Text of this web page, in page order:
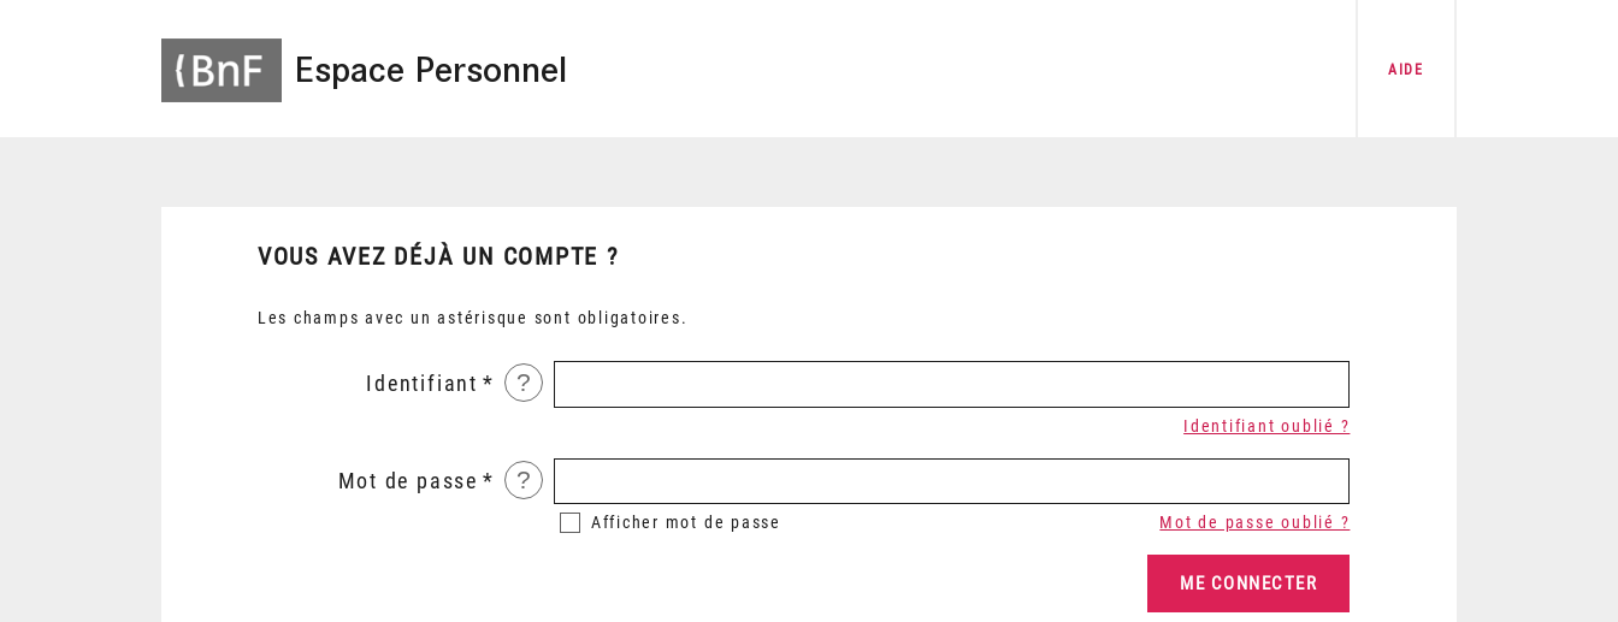
Espace Personnel AIDE
VOUS AVEZ DÉJÀ UN COMPTE ?
Les champs avec un astérisque sont obligatoires.
Identifiant ?
Identifiant oublié ?
Mot de passe ?
Afficher mot de passe Mot de passe oublié ?